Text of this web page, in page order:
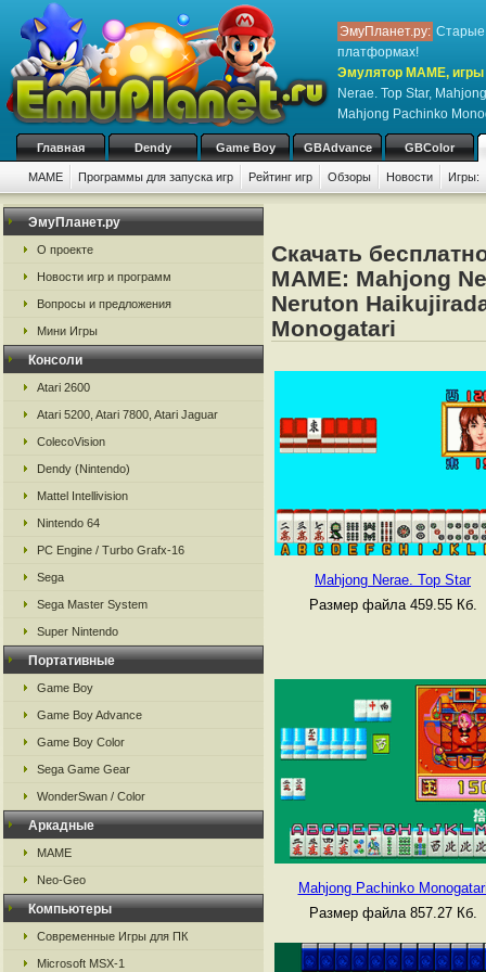
ЭмуПланет.ру: Старые
платформах!
Эмулятор MAME,
Nerae. Top Star,
Mahjong Pachinko
Главная Dendy Game Boy GBAdvance GBColor
MAME Программы для запуска игр Рейтинг игр Обзоры Новости Игры:
ЭмуПланет.ру
О проекте
Новости игр и программ
Вопросы и предложения
Мини Игры
Консоли
Atari 2600
Atari 5200, Atari 7800, Atari Jaguar
ColecoVision
Dendy (Nintendo)
Mattel Intellivision
Nintendo 64
PC Engine / Turbo Grafx-16
Sega
Sega Master System
Super Nintendo
Портативные
Game Boy
Game Boy Advance
Game Boy Color
Sega Game Gear
WonderSwan / Color
Аркадные
MAME
Neo-Geo
Компьютеры
Современные Игры для ПК
Microsoft MSX-1
Скачать
MAME: Mahjong
Neruton
Monogatari
Mahjong Nerae. Top Star
Размер файла 459.55 Кб.
Mahjong Pachinko
Размер файла 857.27 Кб.